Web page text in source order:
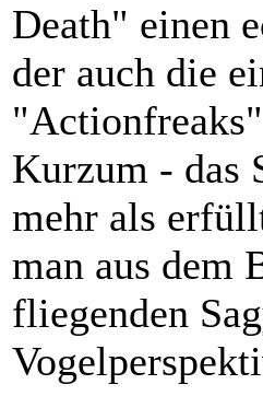
Death" einen
der auch die
Kurzum - das
mehr als
man aus dem
fliegenden